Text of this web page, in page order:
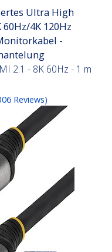
Ultra High
4K 120Hz
-
2.1 - 8K 60Hz - 1 m
Reviews)